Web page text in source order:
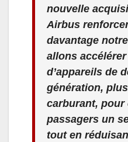
nouvelle
Airbus
davantage
allons
d’appareils de
génération,
carburant, pour
passagers un
tout en